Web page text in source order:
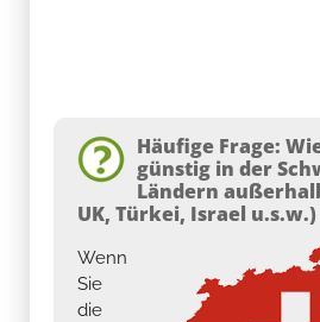
Häufige Frage:
günstig in der
Ländern
UK, Türkei, Israel
Wenn
Sie
die